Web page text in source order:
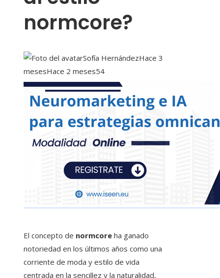
normcore?
Sofía HernándezHace 3
mesesHace 2 meses54
El concepto de normcore ha ganado
notoriedad en los últimos años como una
corriente de moda y estilo de vida
centrada en la sencillez y la naturalidad,